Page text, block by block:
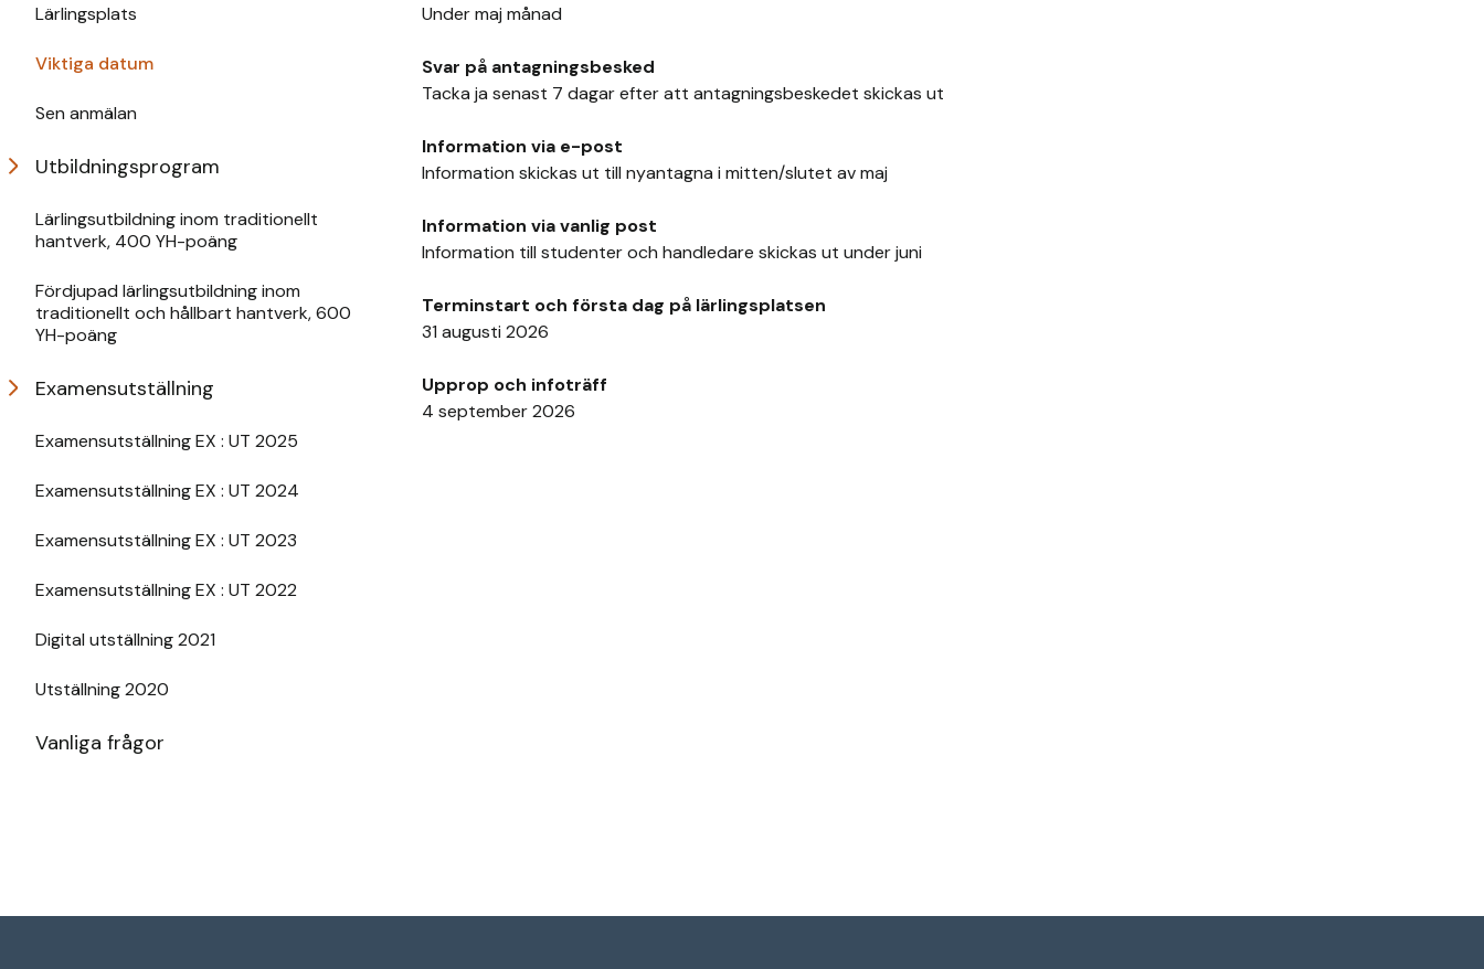
Under maj månad
Svar på antagningsbesked
Tacka ja senast 7 dagar efter att antagningsbeskedet skickas ut
Information via e-post
Information skickas ut till nyantagna i mitten/slutet av maj
Information via vanlig post
Information till studenter och handledare skickas ut under juni
Terminstart och första dag på lärlingsplatsen
31 augusti 2026
Upprop och infoträff
4 september 2026
Lärlingsplats
Viktiga datum
Sen anmälan
Utbildningsprogram
Lärlingsutbildning inom traditionellt
hantverk, 400 YH-poäng
Fördjupad lärlingsutbildning inom
traditionellt och hållbart hantverk, 600
YH-poäng
Examensutställning
Examensutställning EX : UT 2025
Examensutställning EX : UT 2024
Examensutställning EX : UT 2023
Examensutställning EX : UT 2022
Digital utställning 2021
Utställning 2020
Vanliga frågor